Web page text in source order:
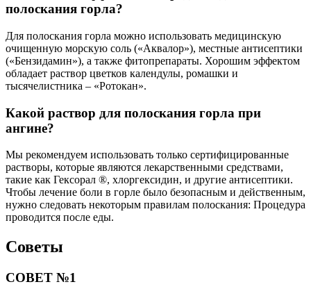
полоскания горла?
Для полоскания горла можно использовать медицинскую
очищенную морскую соль («Аквалор»), местные антисептики
(«Бензидамин»), а также фитопрепараты. Хорошим эффектом
обладает раствор цветков календулы, ромашки и
тысячелистника – «Ротокан».
Какой раствор для полоскания горла при
ангине?
Мы рекомендуем использовать только сертифицированные
растворы, которые являются лекарственными средствами,
такие как Гексорал ®, хлоргексидин, и другие антисептики.
Чтобы лечение боли в горле было безопасным и действенным,
нужно следовать некоторым правилам полоскания: Процедура
проводится после еды.
Советы
СОВЕТ №1